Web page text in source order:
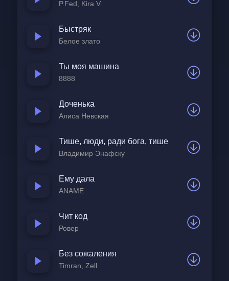
P.Fed, Kira V.
Быстряк
Белое злато
Ты моя машина
8888
Доченька
Алиса Невская
Тише, люди, ради бога, тише
Владимир Энафску
Ему дала
ANAME
Чит код
Ровер
Без сожаления
Timran, Zell